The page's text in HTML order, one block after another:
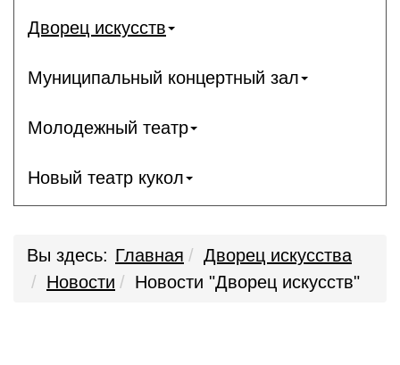
Дворец искусств
Муниципальный концертный зал
Молодежный театр
Новый театр кукол
Вы здесь: Главная
Дворец искусства
Новости
Новости "Дворец искусств"